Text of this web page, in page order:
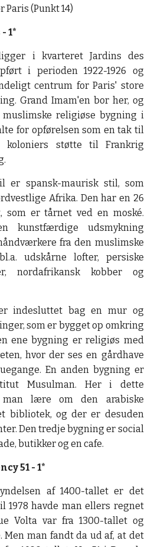
Paris (Punkt 14)
1*
i kvarteret Jardins des
i perioden 1922-1926 og
centrum for Paris' store
Grand Imam'en bor her, og
religiøse bygning i
for opførelsen som en tak til
koloniers støtte til Frankrig
er spansk-maurisk stil, som
Afrika. Den har en 26
som er tårnet ved en moské.
kunstfærdige udsmykning
fra den muslimske
udskårne lofter, persiske
nordafrikansk kobber og
indesluttet bag en mur og
som er bygget op omkring
ene bygning er religiøs med
hvor der ses en gårdhave
En anden bygning er
Musulman. Her i dette
lære om den arabiske
bibliotek, og der er desuden
Den tredje bygning er social
butikker og en cafe.
51 -1*
af 1400-tallet er det
1978 havde man ellers regnet
Volta var fra 1300-tallet og
man fandt da ud af, at det